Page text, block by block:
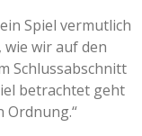
Spiel vermutlich
wir auf den
Schlussabschnitt
betrachtet geht
Ordnung.“